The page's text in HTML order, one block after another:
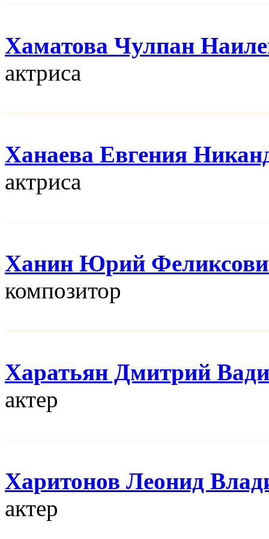
Хаматова Чулпан
актриса
Ханаева Евгения
актриса
Ханин Юрий
композитор
Харатьян Дмитрий
актер
Харитонов Леонид
актер